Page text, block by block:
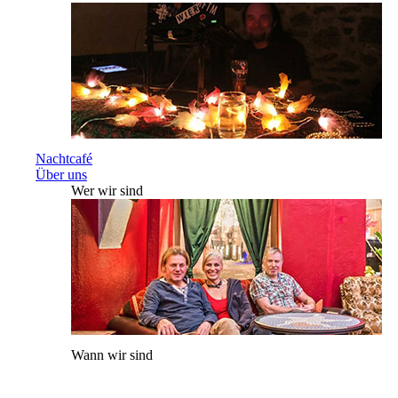
Nachtcafé
Über uns
Wer wir sind
Wann wir sind